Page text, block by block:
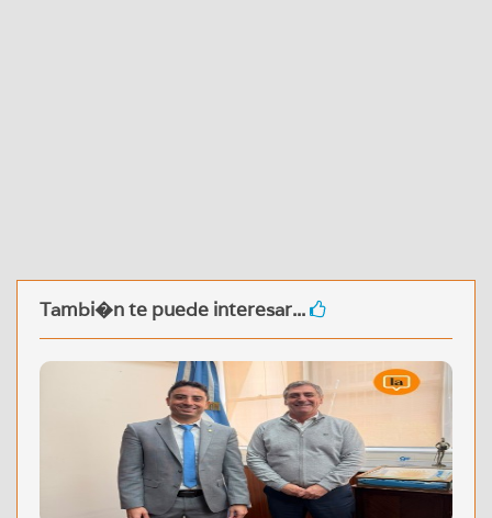
Tambi�n te puede interesar...